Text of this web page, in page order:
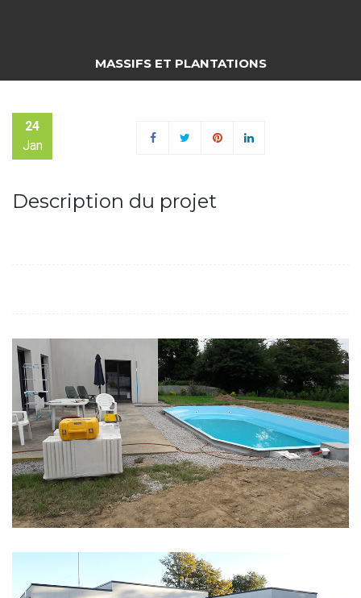
MASSIFS ET PLANTATIONS
24
Jan
Description